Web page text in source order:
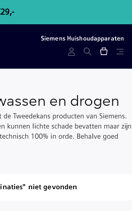
Siemens Huishoudapparaten
en drogen
Tweedekans producten van Siemens.
kunnen lichte schade bevatten maar zijn
100% in orde. Behalve goed
producten ook bij aan een
niet gevonden